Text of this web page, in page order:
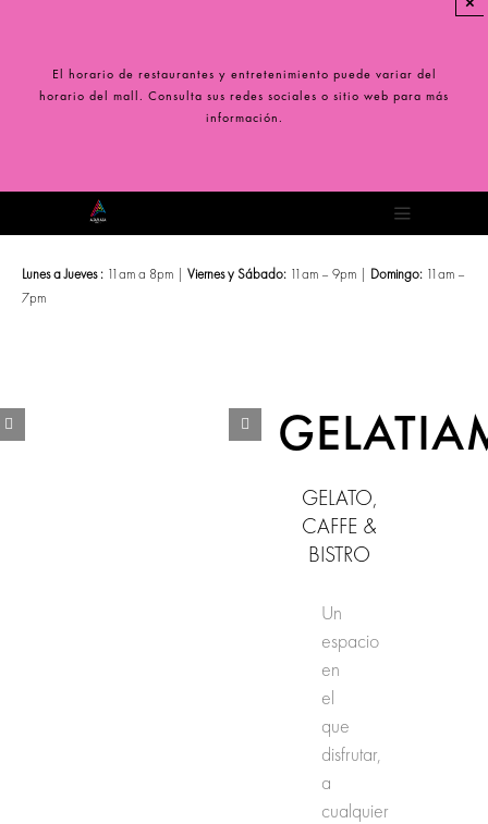
contenidoEl horario de restaurantes y entretenimiento puede variar del
horario del mall. Consulta sus redes sociales o sitio web para más
información.
Toggle
Lunes a Jueves :11am a 8pm | Viernes y Sábado:11am – 9pm | Domingo:11am –
7pm
GELATO,
CAFFE &
BISTRO
Un
espacio
en
el
que
disfrutar,
a
cualquier